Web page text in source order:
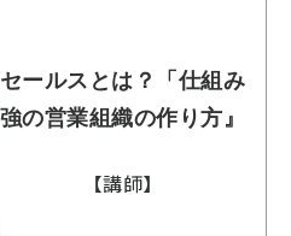
ールスとは？「 仕組み
の営業組織の作り方』
【講師】